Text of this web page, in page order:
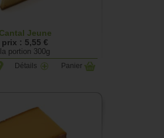
Cantal Jeune
prix : 5,55 €
la portion 300g
Détails Panier